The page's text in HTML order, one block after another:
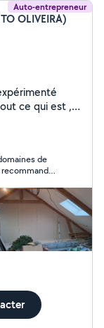
Auto-entrepreneur
OLIVEIRA)
ce qui est ,
à me
de